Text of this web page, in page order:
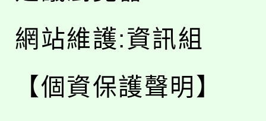
網站維護:資訊組
【個資保護聲明】